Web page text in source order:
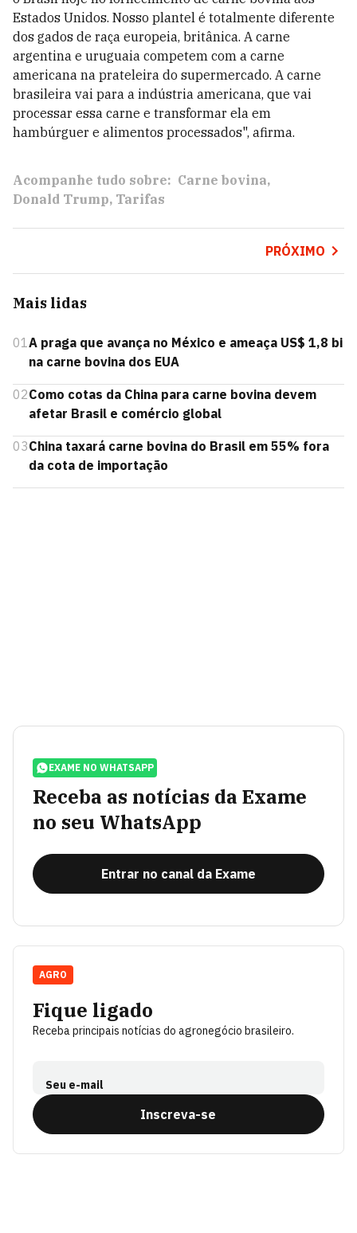
Estados Unidos. Nosso plantel é totalmente diferente
dos gados de raça europeia, britânica. A carne
argentina e uruguaia competem com a carne
americana na prateleira do supermercado. A carne
brasileira vai para a indústria americana, que vai
processar essa carne e transformar ela em
hambúrguer e alimentos processados", afirma.
Acompanhe tudo sobre: Carne bovina
Donald Trump Tarifas
PRÓXIMO
Mais lidas
01A praga que avança no México e ameaça US$ 1,8 bi
na carne bovina dos EUA
02Como cotas da China para carne bovina devem
afetar Brasil e comércio global
03China taxará carne bovina do Brasil em 55% fora
da cota de importação
EXAME NO WHATSAPP
Receba as notícias da Exame
no seu WhatsApp
Entrar no canal da Exame
Fique ligado
Receba principais notícias do agronegócio brasileiro.
Seu e-mail
Inscreva-se
AGRO